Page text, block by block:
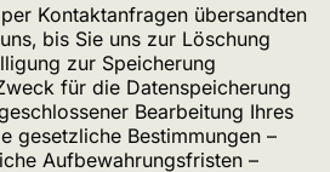
Kontaktanfragen übersandten
bis Sie uns zur Löschung
zur Speicherung
für die Datenspeicherung
Bearbeitung Ihres
gesetzliche Bestimmungen –
Aufbewahrungsfristen –